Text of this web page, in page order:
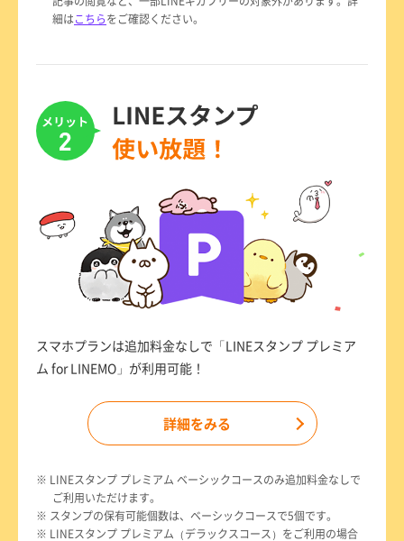
細はこちらをご確認ください。
スマホプランは追加料金なしで「LINEスタンプ プレミア
ム for LINEMO」が利用可能！
詳細をみる
※ LINEスタンプ プレミアム ベーシックコースのみ追加料金なしで
ご利用いただけます。
※ スタンプの保有可能個数は、ベーシックコースで5個です。
※ LINEスタンプ プレミアム（デラックスコース）をご利用の場合